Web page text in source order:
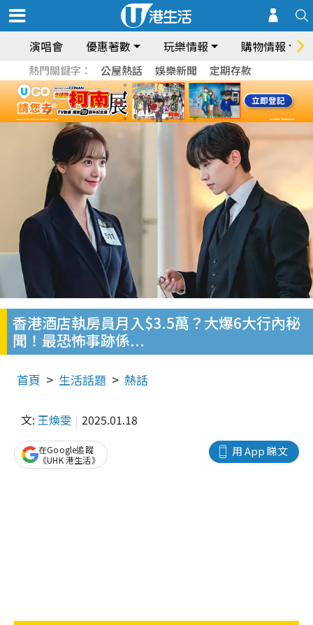
演唱會 優惠著數 玩樂情報 購物情報
熱門關鍵字： 公屋熱話 娛樂新聞 定期存款
香港酒店執房員月入$3.5萬？大爆6大行內秘
聞！最恐怖事跡係...
首頁 生活話題 熱話
文: 王煥雯 2025.01.18
用 App 睇文
在Google追蹤
《UHK 港生活》